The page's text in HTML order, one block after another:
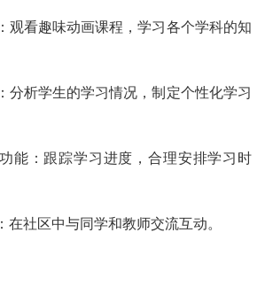
观看趣味动画课程，学习各个学科的知
分析学生的学习情况，制定个性化学习
能：跟踪学习进度，合理安排学习时
在社区中与同学和教师交流互动。